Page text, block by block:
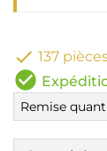
 137
check_circle
Remise